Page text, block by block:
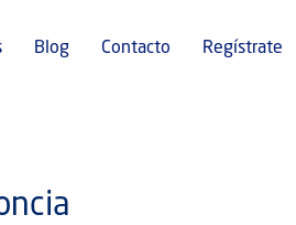
Blog Contacto Regístrate